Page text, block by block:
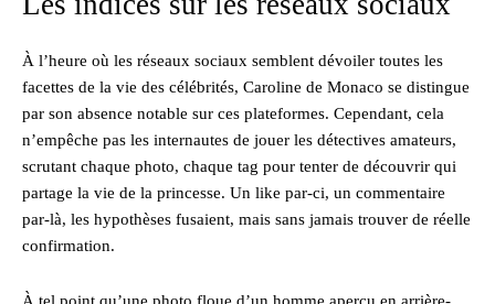
À l’heure où les réseaux sociaux semblent dévoiler toutes les
facettes de la vie des célébrités, Caroline de Monaco se distingue
par son absence notable sur ces plateformes. Cependant, cela
n’empêche pas les internautes de jouer les détectives amateurs,
scrutant chaque photo, chaque tag pour tenter de découvrir qui
partage la vie de la princesse. Un like par-ci, un commentaire
par-là, les hypothèses fusaient, mais sans jamais trouver de réelle
confirmation.
À tel point qu’une photo floue d’un homme aperçu en arrière-